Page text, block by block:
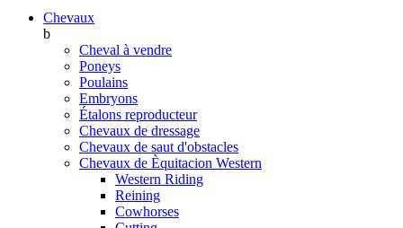
Chevaux
b
Cheval à vendre
Poneys
Poulains
Embryons
Étalons reproducteur
Chevaux de dressage
Chevaux de saut d'obstacles
Chevaux de Èquitacion Western
Western Riding
Reining
Cowhorses